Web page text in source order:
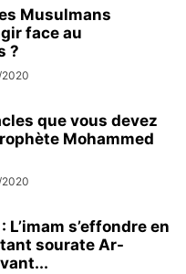
Musulmans
face au
?
que vous devez
Mohammed
L’imam s’effondre en
sourate Ar-